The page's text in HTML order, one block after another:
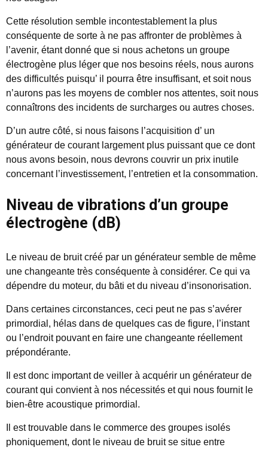
Cette résolution semble incontestablement la plus
conséquente de sorte à ne pas affronter de problèmes à
l’avenir, étant donné que si nous achetons un groupe
électrogène plus léger que nos besoins réels, nous aurons
des difficultés puisqu’ il pourra être insuffisant, et soit nous
n’aurons pas les moyens de combler nos attentes, soit nous
connaîtrons des incidents de surcharges ou autres choses.
D’un autre côté, si nous faisons l’acquisition d’ un
générateur de courant largement plus puissant que ce dont
nous avons besoin, nous devrons couvrir un prix inutile
concernant l’investissement, l’entretien et la consommation.
Niveau de vibrations d’un groupe
électrogène (dB)
Le niveau de bruit créé par un générateur semble de même
une changeante très conséquente à considérer. Ce qui va
dépendre du moteur, du bâti et du niveau d’insonorisation.
Dans certaines circonstances, ceci peut ne pas s’avérer
primordial, hélas dans de quelques cas de figure, l’instant
ou l’endroit pouvant en faire une changeante réellement
prépondérante.
Il est donc important de veiller à acquérir un générateur de
courant qui convient à nos nécessités et qui nous fournit le
bien-être acoustique primordial.
Il est trouvable dans le commerce des groupes isolés
phoniquement, dont le niveau de bruit se situe entre